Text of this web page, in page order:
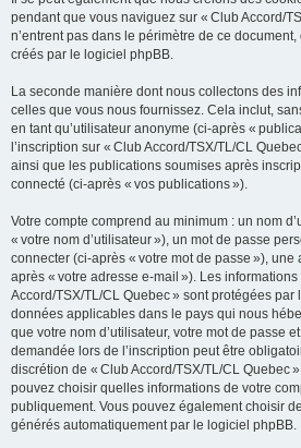
pendant que vous naviguez sur « Club Accord/
n’entrent pas dans le périmètre de ce
créés par le logiciel phpBB.
La seconde manière dont nous collectons des
celles que vous nous fournissez. Cela inclut,
en tant qu’utilisateur anonyme (ci-après «
l’inscription sur « Club Accord/TSX/TL/CL
ainsi que les publications soumises après
connecté (ci-après « vos publications »).
Votre compte comprend au minimum : un nom
« votre nom d’utilisateur »), un mot de passe
connecter (ci-après « votre mot de passe »),
après « votre adresse e-mail »). Les
Accord/TSX/TL/CL Quebec » sont protégées
données applicables dans le pays qui nous
que votre nom d’utilisateur, votre mot de passe
demandée lors de l’inscription peut être
discrétion de « Club Accord/TSX/TL/CL Quebec
pouvez choisir quelles informations de votre
publiquement. Vous pouvez également choisir
générés automatiquement par le logiciel phpBB.